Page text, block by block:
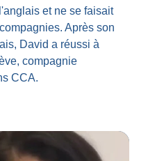
et ne se faisait
Après son
David a réussi à
compagnie
CCA.​